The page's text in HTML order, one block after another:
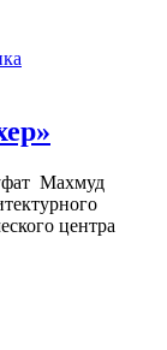
Махмуд
центра